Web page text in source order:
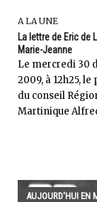
A LA UNE
La lettre de Eric de
Marie-Jeanne
Le mercredi 30
2009, à 12h25,
du conseil
Martinique
AUJOURD'HUI EN